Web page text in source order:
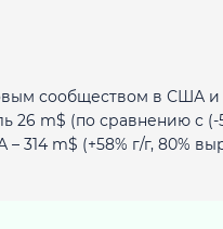
сообществом в США и
26 m$ (по сравнению с
314 m$ (+58% г/г, 80%